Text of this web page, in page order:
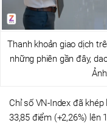
Thanh khoản giao dịch
những phiên gần đây,
Chỉ số VN-Index đã
33,85 điểm (+2,26%) lên